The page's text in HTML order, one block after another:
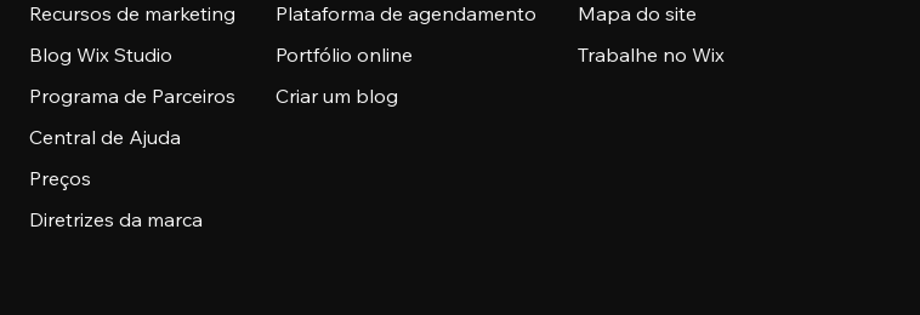
Recursos de marketing
Blog Wix Studio
Programa de Parceiros
Central de Ajuda
Preços
Diretrizes da marca
Plataforma de agendamento
Portfólio online
Criar um blog
Mapa do site
Trabalhe no Wix